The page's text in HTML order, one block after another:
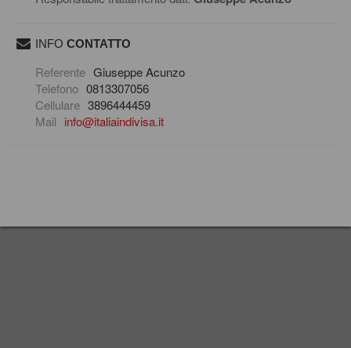
INFO CONTATTO
Referente Giuseppe Acunzo
Telefono 0813307056
Cellulare 3896444459
Mail info@italiaindivisa.it